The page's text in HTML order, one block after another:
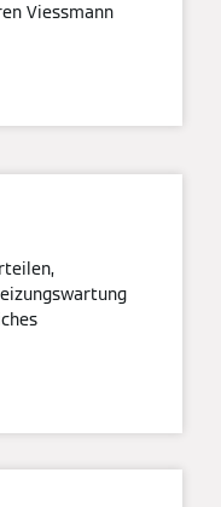
Viessmann